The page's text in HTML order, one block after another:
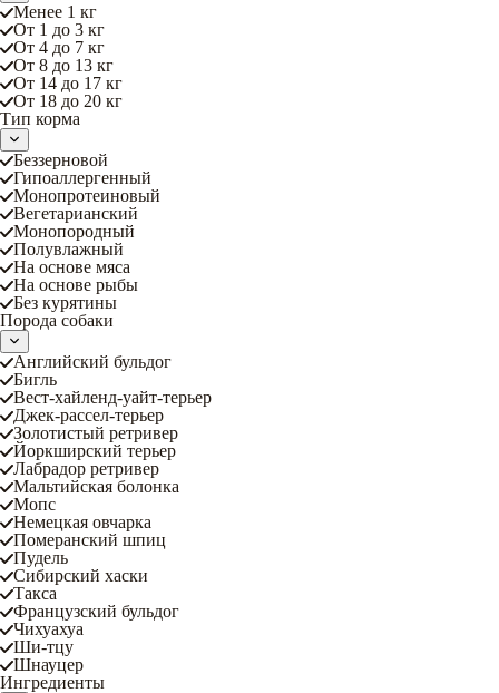
Менее 1 кг
От 1 до 3 кг
От 4 до 7 кг
От 8 до 13 кг
От 14 до 17 кг
От 18 до 20 кг
Тип корма
Беззерновой
Гипоаллергенный
Монопротеиновый
Вегетарианский
Монопородный
Полувлажный
На основе мяса
На основе рыбы
Без курятины
Порода собаки
Английский бульдог
Бигль
Вест-хайленд-уайт-терьер
Джек-рассел-терьер
Золотистый ретривер
Йоркширский терьер
Лабрадор ретривер
Мальтийская болонка
Мопс
Немецкая овчарка
Померанский шпиц
Пудель
Сибирский хаски
Такса
Французский бульдог
Чихуахуа
Ши-тцу
Шнауцер
Ингредиенты